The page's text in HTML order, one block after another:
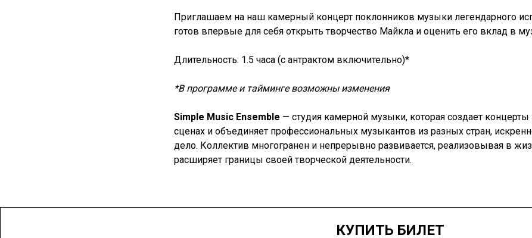
Приглашаем на наш камерный концерт поклонников музыки легендарного
готов впервые для себя открыть творчество Майкла и оценить его вклад в
Длительность: 1.5 часа (с антрактом включительно)*
*В программе и тайминге возможны изменения
Simple Music Ensemble — студия камерной музыки, которая создает
сценах и объединяет профессиональных музыкантов из разных стран,
дело. Коллектив многогранен и непрерывно развивается, реализовывая в
расширяет границы своей творческой деятельности.
КУПИТЬ БИЛЕТ